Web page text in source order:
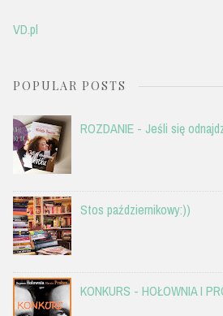
VD.pl
POPULAR POSTS
ROZDANIE - Jeśli się
Stos październikowy:))
KONKURS - HOŁOWNIA I